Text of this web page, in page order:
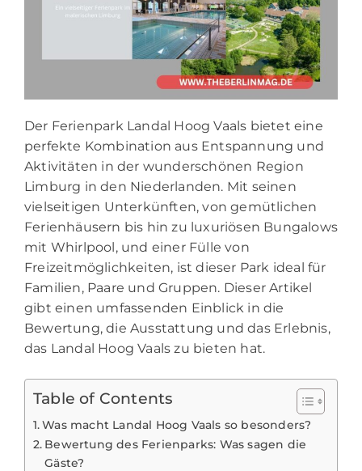
Der Ferienpark Landal Hoog Vaals bietet eine
perfekte Kombination aus Entspannung und
Aktivitäten in der wunderschönen Region
Limburg in den Niederlanden. Mit seinen
vielseitigen Unterkünften, von gemütlichen
Ferienhäusern bis hin zu luxuriösen Bungalows
mit Whirlpool, und einer Fülle von
Freizeitmöglichkeiten, ist dieser Park ideal für
Familien, Paare und Gruppen. Dieser Artikel
gibt einen umfassenden Einblick in die
Bewertung, die Ausstattung und das Erlebnis,
das Landal Hoog Vaals zu bieten hat.
Table of Contents
Was macht Landal Hoog Vaals so besonders?
Bewertung des Ferienparks: Was sagen die
Gäste?